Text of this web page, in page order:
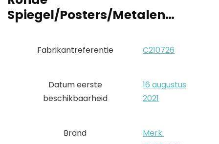
Spiegel/Posters/Metalen…
Fabrikantreferentie C210726
Datum eerste
beschikbaarheid
16 augustus
2021
Brand
Merk: